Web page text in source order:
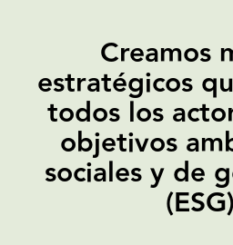
Creamos
estratégicos
todos los
objetivos
sociales y de